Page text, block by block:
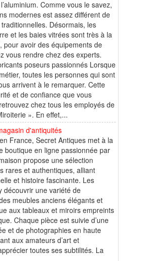
Comme vous le savez,
modernes est assez différent de
Désormais, les
et les baies vitrées sont très à la
pour avoir des équipements de
vous rendre chez des experts.
poseurs passionnés Lorsque
toutes les personnes qui sont
arrivent à le remarquer. Cette
et de confiance que vous
chez tous les employés de
». En effet,...
d'antiquités
France, Secret Antiques met à la
boutique en ligne passionnée par
propose une sélection
rares et authentiques, alliant
et histoire fascinante. Les
découvrir une variété de
meubles anciens élégants et
aux tableaux et miroirs empreints
Chaque pièce est suivie d’une
et de photographies en haute
aux amateurs d’art et
toutes ses subtilités. La